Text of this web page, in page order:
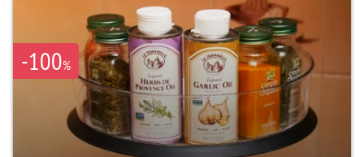
-100%